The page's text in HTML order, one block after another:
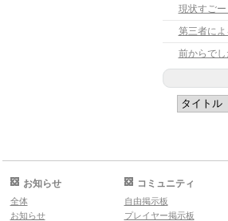
現状すご
前からでし
お知らせ
全体
お知らせ
コミュニティ
自由掲示板
プレイヤー掲示板